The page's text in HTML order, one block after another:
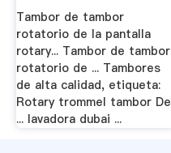
Tambor de tambor
rotatorio de la pantalla
rotary... Tambor de tambor
rotatorio de ... Tambores
de alta calidad, etiqueta:
Rotary trommel tambor De
... lavadora dubai ...